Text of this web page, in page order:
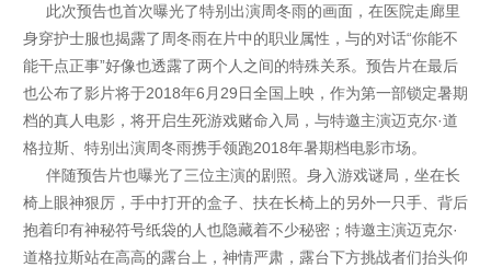
此次预告也首次曝光了特别出演周冬雨的画面，在医院走廊里
身穿护士服也揭露了周冬雨在片中的职业属性，与的对话“你能不
能干点正事”好像也透露了两个人之间的特殊关系。预告片在最后
也公布了影片将于2018年6月29日全国上映，作为第一部锁定暑期
档的真人电影，将开启生死游戏赌命入局，与特邀主演迈克尔·道
格拉斯、特别出演周冬雨携手领跑2018年暑期档电影市场。
伴随预告片也曝光了三位主演的剧照。身入游戏谜局，坐在长
椅上眼神狠厉，手中打开的盒子、扶在长椅上的另外一只手、背后
抱着印有神秘符号纸袋的人也隐藏着不少秘密；特邀主演迈克尔·
道格拉斯站在高高的露台上，神情严肃，露台下方挑战者们抬头仰